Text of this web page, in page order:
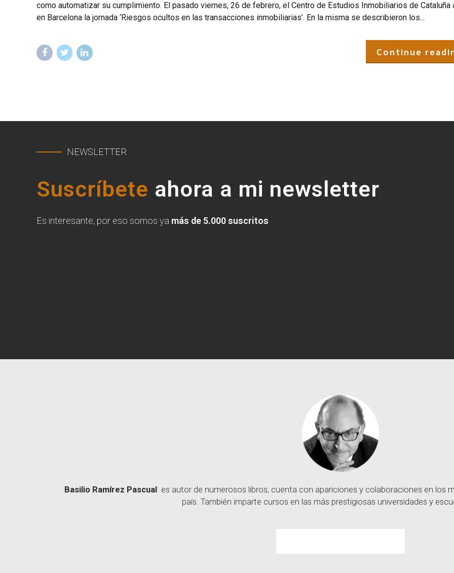
como automatizar su cumplimiento. El pasado viernes, 26 de febrero, el Centro de Estudios Inmobiliarios de Cataluña
en Barcelona la jornada ‘Riesgos ocultos en las transacciones inmobiliarias’. En la misma se describieron los...
Continue
NEWSLETTER
Suscríbete ahora a mi newsletter
Es interesante, por eso somos ya más de 5.000 suscritos
Basilio Ramírez Pascuales autor de numerosos libros, cuenta con apariciones y colaboraciones en los
país. También imparte cursos en las más prestigiosas universidades y